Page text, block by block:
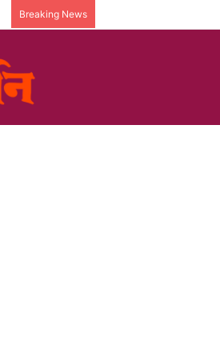
Breaking News